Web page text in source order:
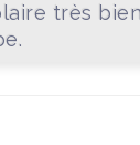
très